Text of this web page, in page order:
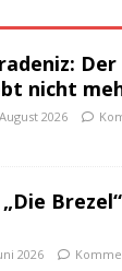
nicht
2026
2026